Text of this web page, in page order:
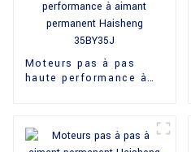
Moteurs pas à pas
haute performance à